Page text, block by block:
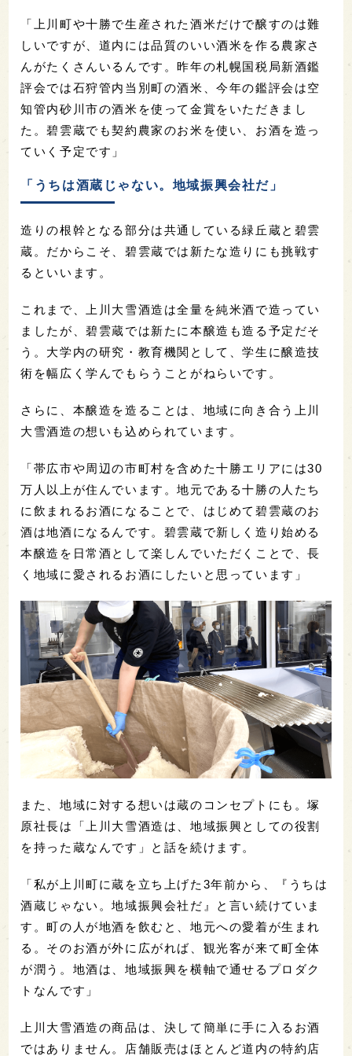
「上川町や十勝で生産された酒米だけで醸すのは難
しいですが、道内には品質のいい酒米を作る農家さ
んがたくさんいるんです。昨年の札幌国税局新酒鑑
評会では石狩管内当別町の酒米、今年の鑑評会は空
知管内砂川市の酒米を使って金賞をいただきまし
た。碧雲蔵でも契約農家のお米を使い、お酒を造っ
ていく予定です」
「うちは酒蔵じゃない。地域振興会社だ」
造りの根幹となる部分は共通している緑丘蔵と碧雲
蔵。だからこそ、碧雲蔵では新たな造りにも挑戦す
るといいます。
これまで、上川大雪酒造は全量を純米酒で造ってい
ましたが、碧雲蔵では新たに本醸造も造る予定だそ
う。大学内の研究・教育機関として、学生に醸造技
術を幅広く学んでもらうことがねらいです。
さらに、本醸造を造ることは、地域に向き合う上川
大雪酒造の想いも込められています。
「帯広市や周辺の市町村を含めた十勝エリアには30
万人以上が住んでいます。地元である十勝の人たち
に飲まれるお酒になることで、はじめて碧雲蔵のお
酒は地酒になるんです。碧雲蔵で新しく造り始める
本醸造を日常酒として楽しんでいただくことで、長
く地域に愛されるお酒にしたいと思っています」
また、地域に対する想いは蔵のコンセプトにも。塚
原社長は「上川大雪酒造は、地域振興としての役割
を持った蔵なんです」と話を続けます。
「私が上川町に蔵を立ち上げた3年前から、『うちは
酒蔵じゃない。地域振興会社だ』と言い続けていま
す。町の人が地酒を飲むと、地元への愛着が生まれ
る。そのお酒が外に広がれば、観光客が来て町全体
が潤う。地酒は、地域振興を横軸で通せるプロダク
トなんです」
上川大雪酒造の商品は、決して簡単に手に入るお酒
ではありません。店舗販売はほとんど道内の特約店